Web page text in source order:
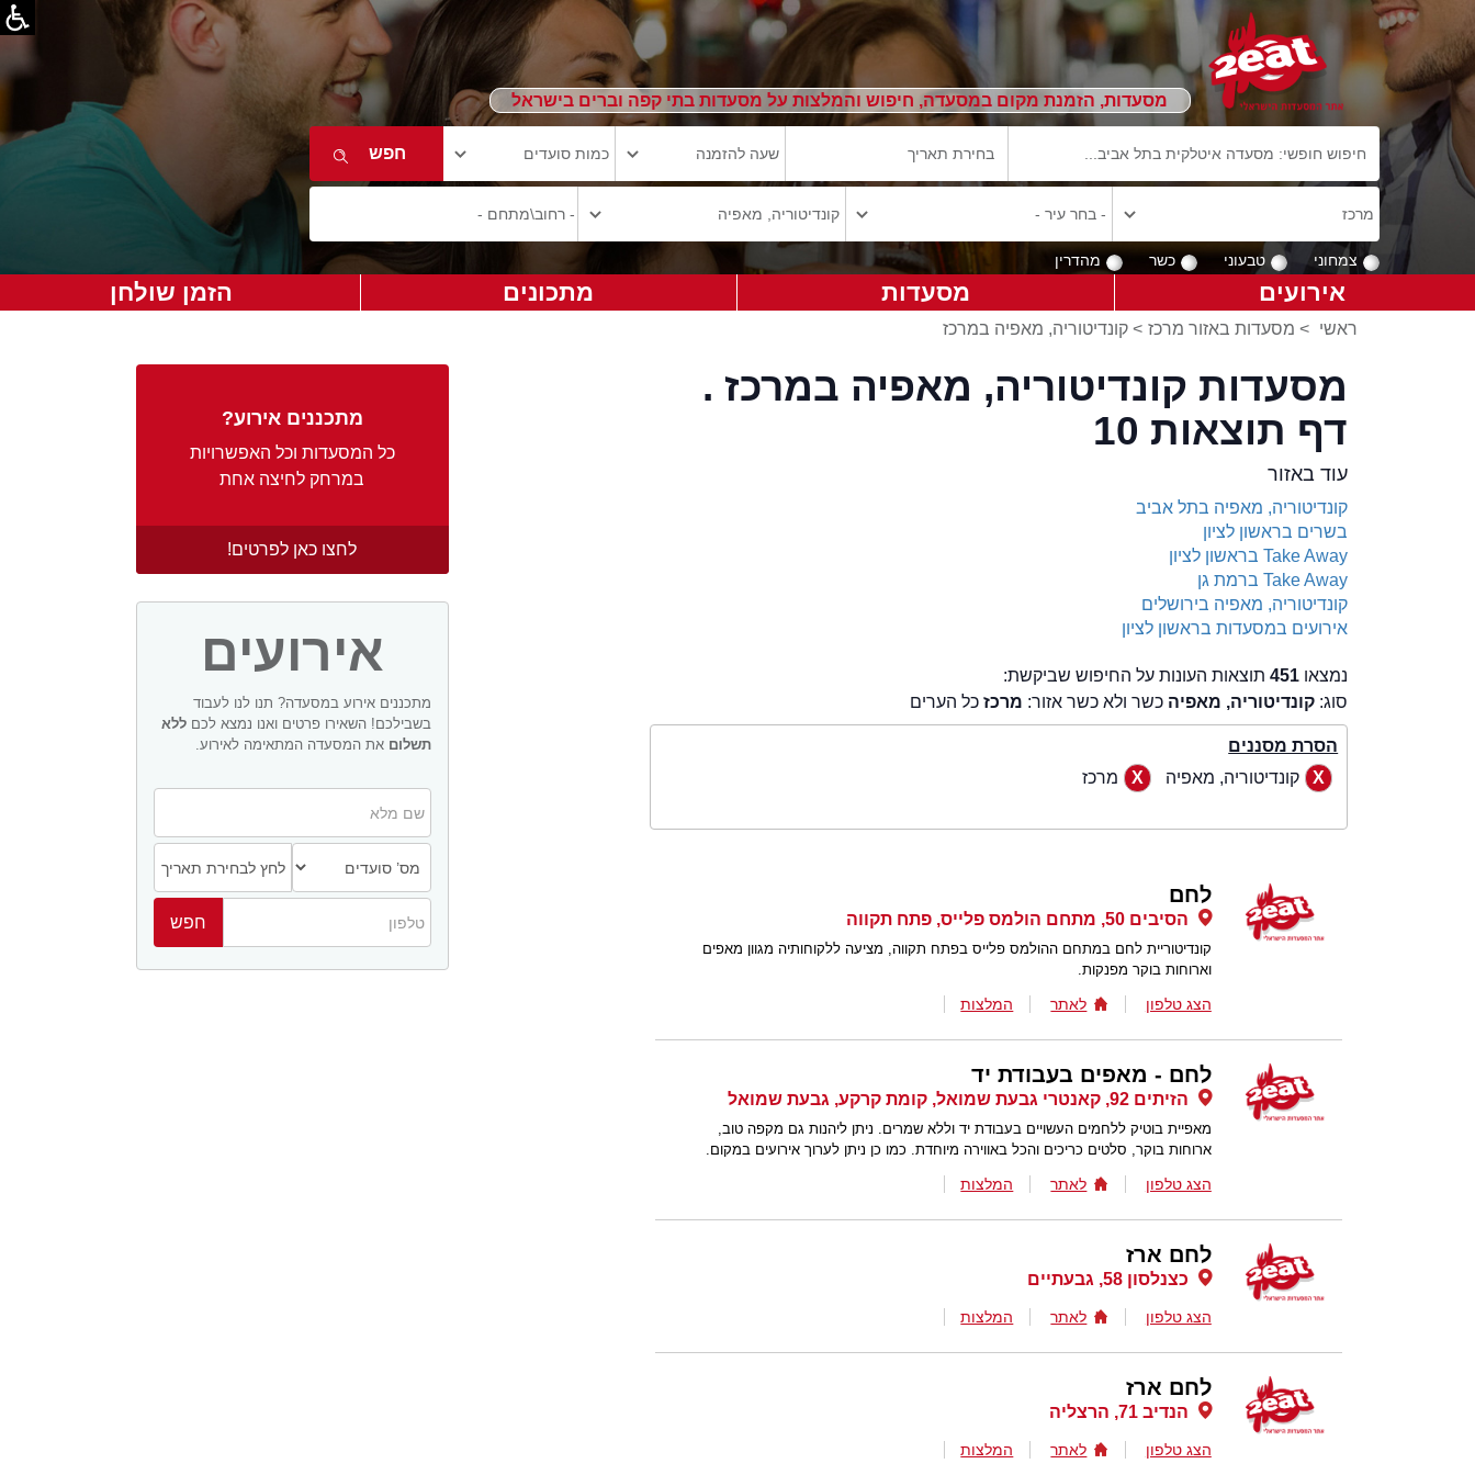
מסעדות, הזמנת מקום במסעדה, חיפוש והמלצות על מסעדות בתי קפה וברים בישראל
צמחוני טבעוני כשר מהדרין
אירועים מסעדות מתכונים הזמן שולחן
ראשי > מסעדות באזור מרכז > קונדיטוריה, מאפיה במרכז
מתכננים אירוע?
כל המסעדות וכל האפשרויות
במרחק לחיצה אחת
לחצו כאן לפרטים!
אירועים
מתכננים אירוע במסעדה? תנו לנו לעבוד
בשבילכם! השאירו פרטים ואנו נמצא לכם ללא
תשלום את המסעדה המתאימה לאירוע.
מסעדות קונדיטוריה, מאפיה במרכז .
דף תוצאות 10
עוד באזור
קונדיטוריה, מאפיה בתל אביב
בשרים בראשון לציון
Take Away בראשון לציון
Take Away ברמת גן
קונדיטוריה, מאפיה בירושלים
אירועים במסעדות בראשון לציון
נמצאו 451תוצאות העונות על החיפוש שביקשת:
סוג: קונדיטוריה, מאפיה כשר ולא כשר אזור: מרכזכל הערים
הסרת מסננים
קונדיטוריה, מאפיה
מרכז
לחם
הסיבים 50, מתחם הולמס פלייס, פתח תקווה
קונדיטוריית לחם במתחם ההולמס פלייס בפתח תקווה, מציעה ללקוחותיה מגוון מאפים
וארוחות בוקר מפנקות.
הצג טלפון לאתר המלצות
לחם - מאפים בעבודת יד
הזיתים 92, קאנטרי גבעת שמואל, קומת קרקע, גבעת שמואל
מאפיית בוטיק ללחמים העשויים בעבודת יד וללא שמרים. ניתן ליהנות גם מקפה טוב,
ארוחות בוקר, סלטים כריכים והכל באווירה מיוחדת. כמו כן ניתן לערוך אירועים במקום.
הצג טלפון לאתר המלצות
לחם ארז
כצנלסון 58, גבעתיים
הצג טלפון לאתר המלצות
לחם ארז
הנדיב 71, הרצליה
הצג טלפון לאתר המלצות